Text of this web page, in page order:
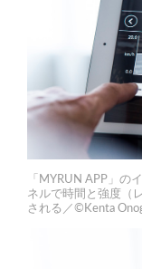
「MYRUN APP」の
ネルで時間と強度（
される／©Kenta